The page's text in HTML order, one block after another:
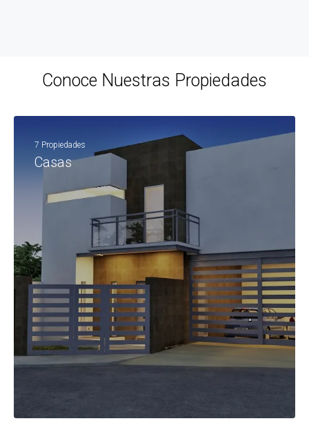
Conoce Nuestras Propiedades
7 Propiedades
Casas